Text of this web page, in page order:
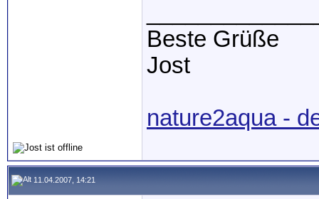
Beste Grüße
Jost
nature2aqua -
11.04.2007, 14:21